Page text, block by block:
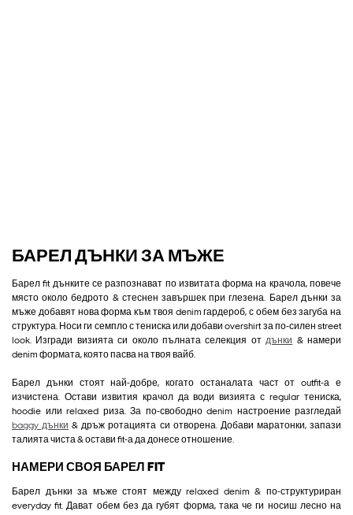
БАРЕЛ ДЪНКИ ЗА МЪЖЕ
Барел fit дънките се разпознават по извитата форма на крачола, повече
място около бедрото & стеснен завършек при глезена. Барел дънки за
мъже добавят нова форма към твоя denim гардероб, с обем без загуба на
структура. Носи ги семпло с тениска или добави overshirt за по-силен street
look. Изгради визията си около пълната селекция отдънки & намери
denim формата, която пасва на твоя вайб.
Барел дънки стоят най-добре, когато останалата част от outfit-а е
изчистена. Остави извития крачол да води визията с regular тениска,
hoodie или relaxed риза. За по-свободно denim настроение разгледай
baggy дънки & дръж ротацията си отворена. Добави маратонки, запази
талията чиста & остави fit-а да донесе отношение.
НАМЕРИ СВОЯ БАРЕЛ FIT
Барел дънки за мъже стоят между relaxed denim & по-структуриран
everyday fit. Дават обем без да губят форма, така че ги носиш лесно на